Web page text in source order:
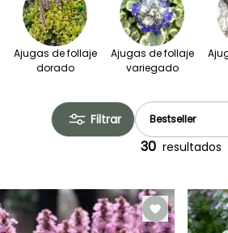
Ajugas de follaje
dorado
Ajugas de follaje
variegado
Filtrar
30 resultados